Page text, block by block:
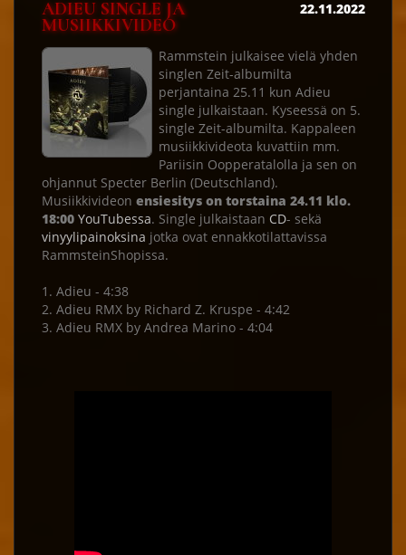
ADIEU SINGLE JA
MUSIIKKIVIDEO
22.11.2022
Rammstein julkaisee vielä yhden
singlen Zeit-albumilta
perjantaina 25.11 kun Adieu
single julkaistaan. Kyseessä on 5.
single Zeit-albumilta. Kappaleen
musiikkivideota kuvattiin mm.
Pariisin Oopperatalolla ja sen on
ohjannut Specter Berlin (Deutschland).
Musiikkivideon ensiesitys on torstaina 24.11 klo.
18:00 YouTubessa. Single julkaistaan CD- sekä
vinyylipainoksina jotka ovat ennakkotilattavissa
RammsteinShopissa.
1. Adieu - 4:38
2. Adieu RMX by Richard Z. Kruspe - 4:42
3. Adieu RMX by Andrea Marino - 4:04